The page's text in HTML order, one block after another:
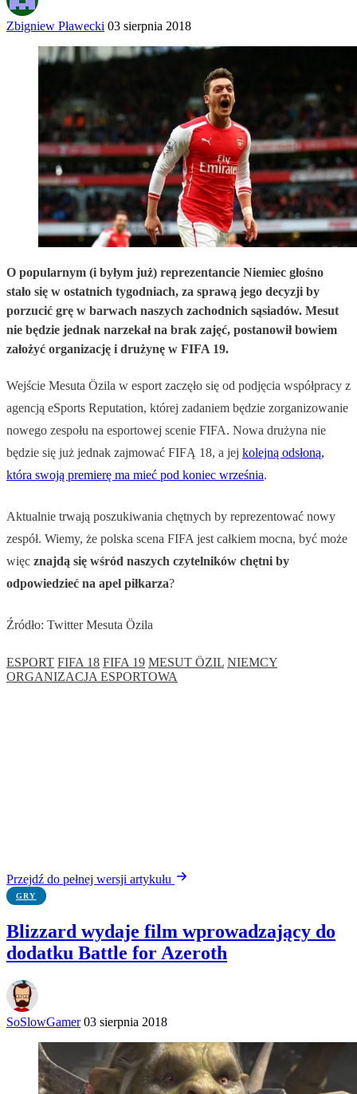
Zbigniew Pławecki 03 sierpnia 2018
O popularnym (i byłym już) reprezentancie Niemiec głośno
stało się w ostatnich tygodniach, za sprawą jego decyzji by
porzucić grę w barwach naszych zachodnich sąsiadów. Mesut
nie będzie jednak narzekał na brak zajęć, postanowił bowiem
założyć organizację i drużynę w FIFA 19.
Wejście Mesuta Özila w esport zaczęło się od podjęcia współpracy z
agencją eSports Reputation, której zadaniem będzie zorganizowanie
nowego zespołu na esportowej scenie FIFA. Nowa drużyna nie
będzie się już jednak zajmować FIFĄ 18, a jej kolejną odsłoną,
która swoją premierę ma mieć pod koniec września.
Aktualnie trwają poszukiwania chętnych by reprezentować nowy
zespół. Wiemy, że polska scena FIFA jest całkiem mocna, być może
więc znajdą się wśród naszych czytelników chętni by
odpowiedzieć na apel piłkarza?
Źródło: Twitter Mesuta Özila
ESPORT FIFA 18 FIFA 19 MESUT ÖZIL NIEMCY
ORGANIZACJA ESPORTOWA
Przejdź do pełnej wersji artykułu
GRY
Blizzard wydaje film wprowadzający do
dodatku Battle for Azeroth
SoSlowGamer 03 sierpnia 2018